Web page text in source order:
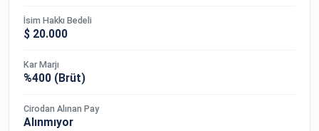
İsim Hakkı Bedeli
$ 20.000
Kar Marjı
%400 (Brüt)
Cirodan Alınan Pay
Alınmıyor